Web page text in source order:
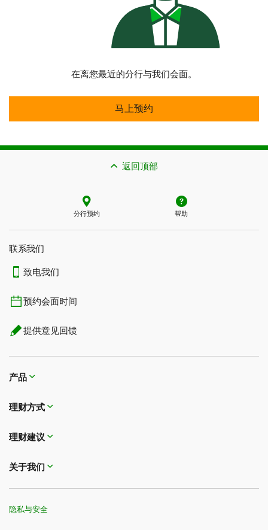
在离您最近的分行与我们会面。
马上预约
返回顶部
分行预约 帮助
联系我们​​​​​​​
致电我们
预约会面时间
提供意见回馈
产品
理财方式
理财建议
关于我们
隐私与安全